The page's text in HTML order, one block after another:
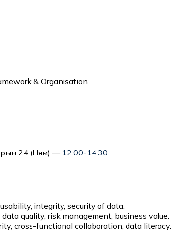
& Organisation
24 (Ням) — 12:00-14:30
integrity, security of data.
quality, risk management, business value.
cross-functional collaboration, data literacy.